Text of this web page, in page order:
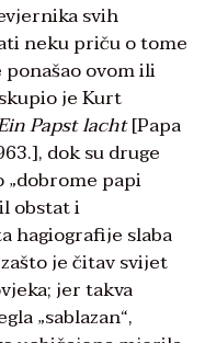
svih
neku priču o tome
ponašao ovom ili
je Kurt
Papst lacht[Papa
dok su druge
papi
obstat i
hagiografije slaba
je čitav svijet
jer takva
„sablazan“,